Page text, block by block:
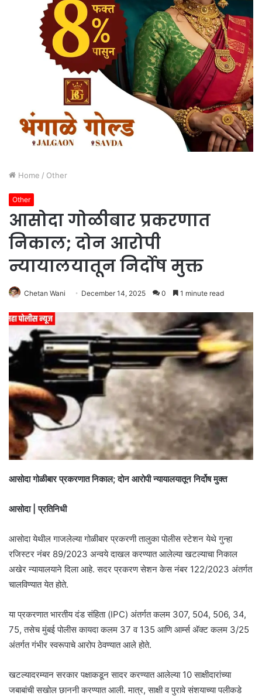
Home / Other
Other
आसोदा गोळीबार प्रकरणात
निकाल; दोन आरोपी
न्यायालयातून निर्दोष मुक्त
Chetan Wani December 14, 2025 0 1 minute read
आसोदा गोळीबार प्रकरणात निकाल; दोन आरोपी न्यायालयातून निर्दोष मुक्त
आसोदा | प्रतिनिधी
आसोदा येथील गाजलेल्या गोळीबार प्रकरणी तालुका पोलीस स्टेशन येथे गुन्हा
रजिस्टर नंबर 89/2023 अन्वये दाखल करण्यात आलेल्या खटल्याचा निकाल
अखेर न्यायालयाने दिला आहे. सदर प्रकरण सेशन केस नंबर 122/2023 अंतर्गत
चालविण्यात येत होते.
या प्रकरणात भारतीय दंड संहिता (IPC) अंतर्गत कलम 307, 504, 506, 34,
75, तसेच मुंबई पोलीस कायदा कलम 37 व 135 आणि आर्म्स अ‍ॅक्ट कलम 3/25
अंतर्गत गंभीर स्वरूपाचे आरोप ठेवण्यात आले होते.
खटल्यादरम्यान सरकार पक्षाकडून सादर करण्यात आलेल्या 10 साक्षीदारांच्या
जबाबांची सखोल छाननी करण्यात आली. मात्र, साक्षी व पुरावे संशयाच्या पलीकडे